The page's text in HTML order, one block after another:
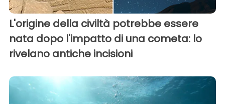
L'origine della civiltà potrebbe essere
nata dopo l'impatto di una cometa: lo
rivelano antiche incisioni